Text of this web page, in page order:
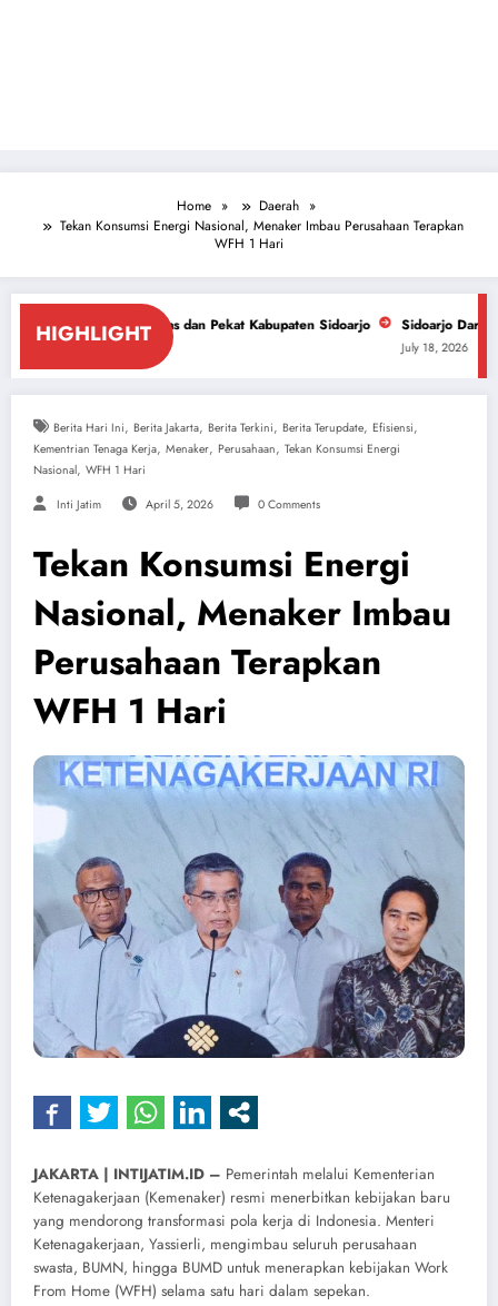
Home
Daerah
Tekan Konsumsi Energi Nasional, Menaker Imbau Perusahaan Terapkan
WFH 1 Hari
HIGHLIGHT
dan Pekat Kabupaten Sidoarjo Sidoarjo Darurat Miras dan Narkoba,
Berita Hari Ini, Berita Jakarta, Berita Terkini, Berita Terupdate, Efisiensi,
Kementrian Tenaga Kerja, Menaker, Perusahaan, Tekan Konsumsi Energi
Nasional, WFH 1 Hari
Inti Jatim April 5, 2026 0 Comments
Tekan Konsumsi Energi
Nasional, Menaker Imbau
Perusahaan Terapkan
WFH 1 Hari
​JAKARTA | INTIJATIM.ID – Pemerintah melalui Kementerian
Ketenagakerjaan (Kemenaker) resmi menerbitkan kebijakan baru
yang mendorong transformasi pola kerja di Indonesia. Menteri
Ketenagakerjaan, Yassierli, mengimbau seluruh perusahaan
swasta, BUMN, hingga BUMD untuk menerapkan kebijakan Work
From Home (WFH) selama satu hari dalam sepekan.